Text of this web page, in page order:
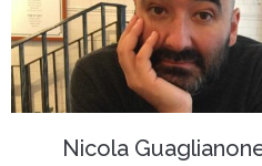
Nicola